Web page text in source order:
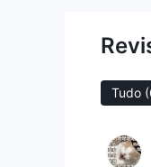
pode
está
Tudo